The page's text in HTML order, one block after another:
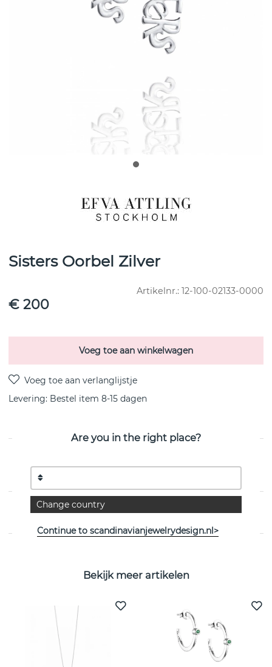
Sisters Oorbel Zilver
Artikelnr.: 12-100-02133-0000
€ 200
Voeg toe aan winkelwagen
Levering: Bestel item 8-15 dagen
van het Zweedse Efva Attling
EIGENSCHAPPEN
Bekijk meer artikelen
Are you in the right place?
Change country
Continue to scandinavianjewelrydesign.nl>